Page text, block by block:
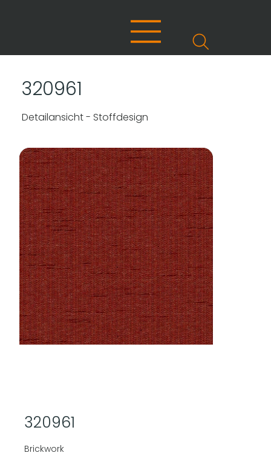
320961
Detailansicht - Stoffdesign
320961
Brickwork